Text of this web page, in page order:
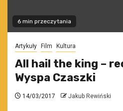
6 min przeczytania
Artykuły Film Kultura
All hail the king –
Wyspa Czaszki
14/03/2017 Jakub Rewiński